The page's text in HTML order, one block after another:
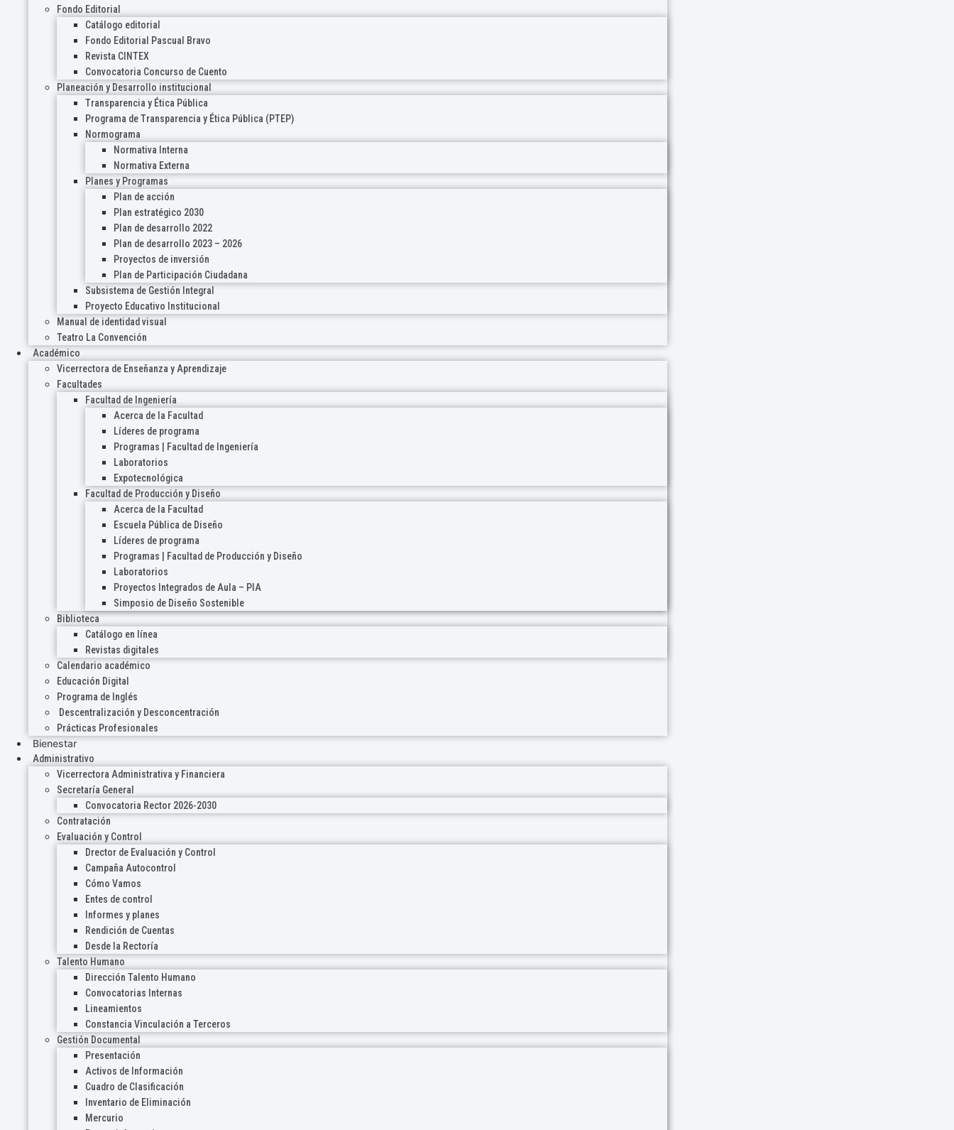
Fondo Editorial
Catálogo editorial
Fondo Editorial Pascual Bravo
Revista CINTEX
Convocatoria Concurso de Cuento
Planeación y Desarrollo institucional
Transparencia y Ética Pública
Programa de Transparencia y Ética Pública (PTEP)
Normograma
Normativa Interna
Normativa Externa
Planes y Programas
Plan de acción
Plan estratégico 2030
Plan de desarrollo 2022
Plan de desarrollo 2023 – 2026
Proyectos de inversión
Plan de Participación Ciudadana
Subsistema de Gestión Integral
Proyecto Educativo Institucional
Manual de identidad visual
Teatro La Convención
Académico
Vicerrectora de Enseñanza y Aprendizaje
Facultades
Facultad de Ingeniería
Acerca de la Facultad
Líderes de programa
Programas | Facultad de Ingeniería
Laboratorios
Expotecnológica
Facultad de Producción y Diseño
Acerca de la Facultad
Escuela Pública de Diseño
Líderes de programa
Programas | Facultad de Producción y Diseño
Laboratorios
Proyectos Integrados de Aula – PIA
Simposio de Diseño Sostenible
Biblioteca
Catálogo en línea
Revistas digitales
Calendario académico
Educación Digital
Programa de Inglés
Descentralización y Desconcentración
Prácticas Profesionales
Bienestar
Administrativo
Vicerrectora Administrativa y Financiera
Secretaría General
Convocatoria Rector 2026-2030
Contratación
Evaluación y Control
Drector de Evaluación y Control
Campaña Autocontrol
Cómo Vamos
Entes de control
Informes y planes
Rendición de Cuentas
Desde la Rectoría
Talento Humano
Dirección Talento Humano
Convocatorias Internas
Lineamientos
Constancia Vinculación a Terceros
Gestión Documental
Presentación
Activos de Información
Cuadro de Clasificación
Inventario de Eliminación
Mercurio